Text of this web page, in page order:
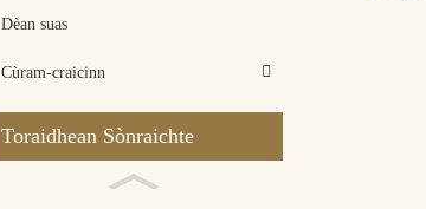
Dèan suas
Cùram-craicinn
Toraidhean Sònraichte